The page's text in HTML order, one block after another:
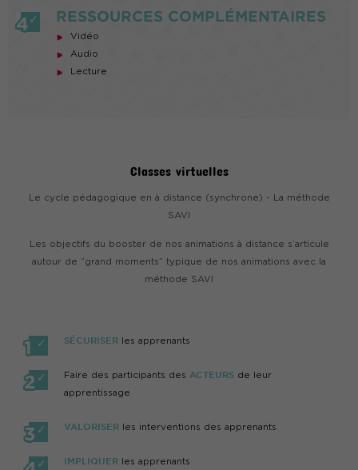
RESSOURCES COMPLÉMENTAIRES
Vidéo
Audio
Lecture
Classes virtuelles
Le cycle pédagogique en à distance (synchrone) - La méthode
SAVI
Les objectifs du booster de nos animations à distance s’articule
autour de “grand moments” typique de nos animations avec la
méthode SAVI
SÉCURISER les apprenants
Faire des participants des ACTEURS de leur
apprentissage
VALORISER les interventions des apprenants
IMPLIQUER les apprenants